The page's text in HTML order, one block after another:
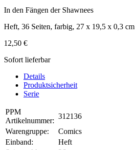
In den Fängen der Shawnees
Heft, 36 Seiten, farbig, 27 x 19,5 x 0,3 cm
12,50 €
Sofort lieferbar
Details
Produktsicherheit
Serie
PPM
Artikelnummer:
312136
Warengruppe:
Comics
Einband:
Heft